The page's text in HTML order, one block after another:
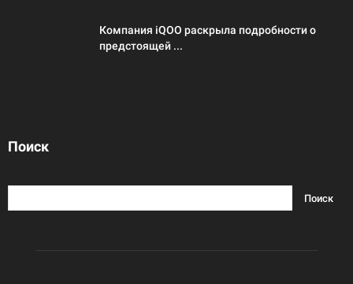
Компания iQOO раскрыла подробности о
предстоящей ...
Поиск